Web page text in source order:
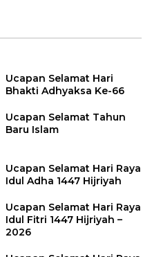
Ucapan Selamat Hari
Bhakti Adhyaksa Ke-66
Ucapan Selamat Tahun
Baru Islam
Ucapan Selamat Hari Raya
Idul Adha 1447 Hijriyah
Ucapan Selamat Hari Raya
Idul Fitri 1447 Hijriyah –
2026